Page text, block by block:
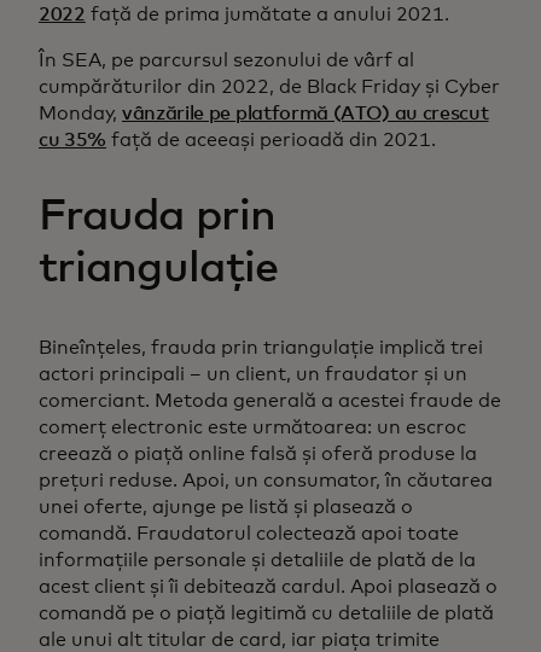
2022 față de prima jumătate a anului 2021.
În SEA, pe parcursul sezonului de vârf al
cumpărăturilor din 2022, de Black Friday și Cyber
Monday, vânzările pe platformă (ATO) au crescut
cu 35% față de aceeași perioadă din 2021.
Frauda prin
triangulație
Bineînțeles, frauda prin triangulație implică trei
actori principali – un client, un fraudator și un
comerciant. Metoda generală a acestei fraude de
comerț electronic este următoarea: un escroc
creează o piață online falsă și oferă produse la
prețuri reduse. Apoi, un consumator, în căutarea
unei oferte, ajunge pe listă și plasează o
comandă. Fraudatorul colectează apoi toate
informațiile personale și detaliile de plată de la
acest client și îi debitează cardul. Apoi plasează o
comandă pe o piață legitimă cu detaliile de plată
ale unui alt titular de card, iar piața trimite